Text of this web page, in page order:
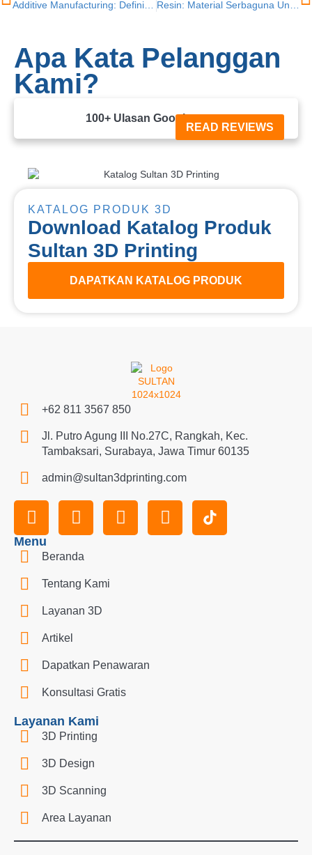
Apa Kata Pelanggan
Kami?
100+ Ulasan Google
READ REVIEWS
KATALOG PRODUK 3D
Download Katalog Produk
Sultan 3D Printing
DAPATKAN KATALOG PRODUK
+62 811 3567 850
Jl. Putro Agung III No.27C, Rangkah, Kec.
Tambaksari, Surabaya, Jawa Timur 60135
admin@sultan3dprinting.com
Menu
Beranda
Tentang Kami
Layanan 3D
Artikel
Dapatkan Penawaran
Konsultasi Gratis
Layanan Kami
3D Printing
3D Design
3D Scanning
Area Layanan